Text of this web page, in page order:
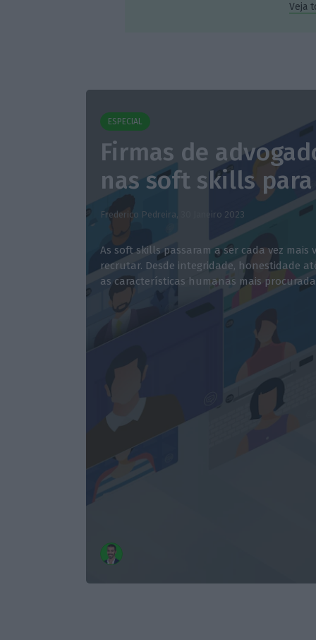
Veja
ESPECIAL
Firmas de
nas soft skills
Frederico Pedreira, 30 Janeiro 2023
As soft skills passaram a ser cada vez mais
recrutar. Desde integridade, honestidade
as características humanas mais